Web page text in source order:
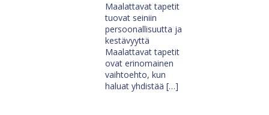
Maalattavat tapetit
tuovat seiniin
persoonallisuutta ja
kestävyyttä
Maalattavat tapetit
ovat erinomainen
vaihtoehto, kun
haluat yhdistää […]